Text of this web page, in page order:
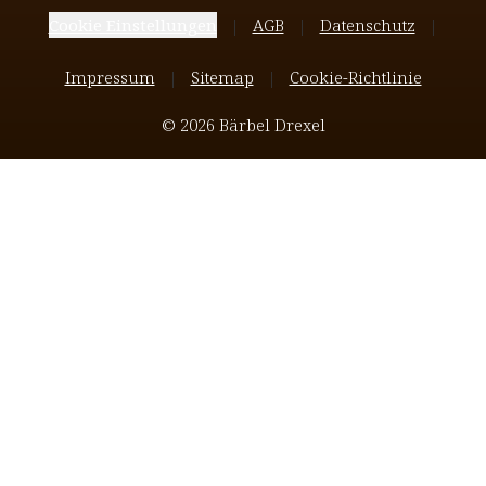
AGB Datenschutz
Impressum Sitemap Cookie-Richtlinie
© 2026 Bärbel Drexel